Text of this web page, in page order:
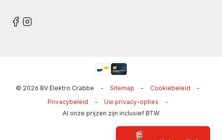
© 2026 BV Elektro Crabbe - Sitemap - Cookiebeleid
-
Privacybeleid
- Uw privacy-opties
-
Al onze prijzen zijn inclusief BTW